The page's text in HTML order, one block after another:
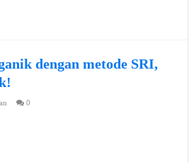
dengan metode SRI,
0